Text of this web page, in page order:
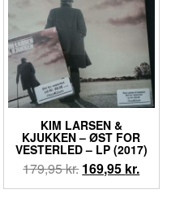
KIM LARSEN &
KJUKKEN – ØST FOR
VESTERLED – LP (2017)
179,95kr. Den
oprindelige
169,95 kr.Den
aktuelle